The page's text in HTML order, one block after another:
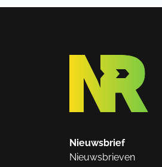
Nieuwsbrief
Nieuwsbrieven